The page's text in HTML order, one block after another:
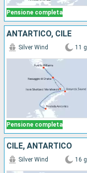
Pensione completa
ANTARTICO, CILE
Pensione completa
Silver Wind 11 g
CILE, ANTARTICO
Silver Wind 16 g